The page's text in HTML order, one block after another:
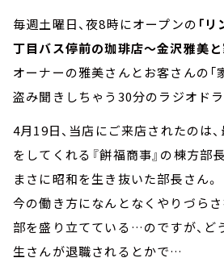
毎週土曜日、夜8時にオープンの 「
丁目バス停前の珈琲店～金沢雅美と
オーナーの雅美さんとお客さんの「
盗み聞きしちゃう30分のラジオドラ
4月19日、当店にご来店されたのは
をしてくれる『餅福商事』の棟方部長
まさに昭和を生き抜いた部長さん。
今の働き方になんとなくやりづら
部を盛り立てている…のですが、ど
生さんが退職されるとかで…